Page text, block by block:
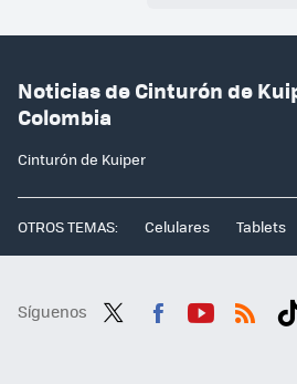
Noticias de Cinturón de
Colombia
Cinturón de Kuiper
OTROS TEMAS: Celulares Tablets
Síguenos